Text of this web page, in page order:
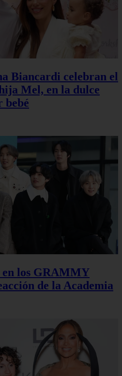
Biancardi celebran el
Mel, en la dulce
bebé
los GRAMMY
de la Academia